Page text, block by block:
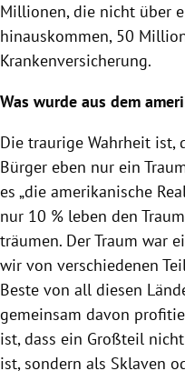
Millionen, die nicht über
hinauskommen, 50
Krankenversicherung.
Was wurde aus dem
Die traurige Wahrheit ist,
Bürger eben nur ein
es „die amerikanische
nur 10 % leben den
träumen. Der Traum war
wir von verschiedenen
Beste von all diesen
gemeinsam davon
ist, dass ein Großteil
ist, sondern als Sklaven